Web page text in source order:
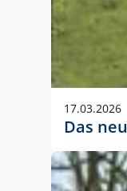
1080
In
stets der
17.03.2026
Das